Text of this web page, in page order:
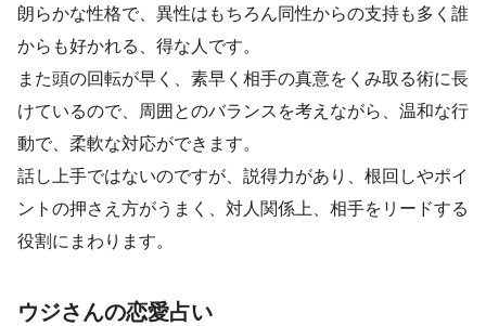
朗らかな性格で、異性はもちろん同性からの支持も多く誰
からも好かれる、得な人です。
また頭の回転が早く、素早く相手の真意をくみ取る術に長
けているので、周囲とのバランスを考えながら、温和な行
動で、柔軟な対応ができます。
話し上手ではないのですが、説得力があり、根回しやポイ
ントの押さえ方がうまく、対人関係上、相手をリードする
役割にまわります。
ウジさんの恋愛占い